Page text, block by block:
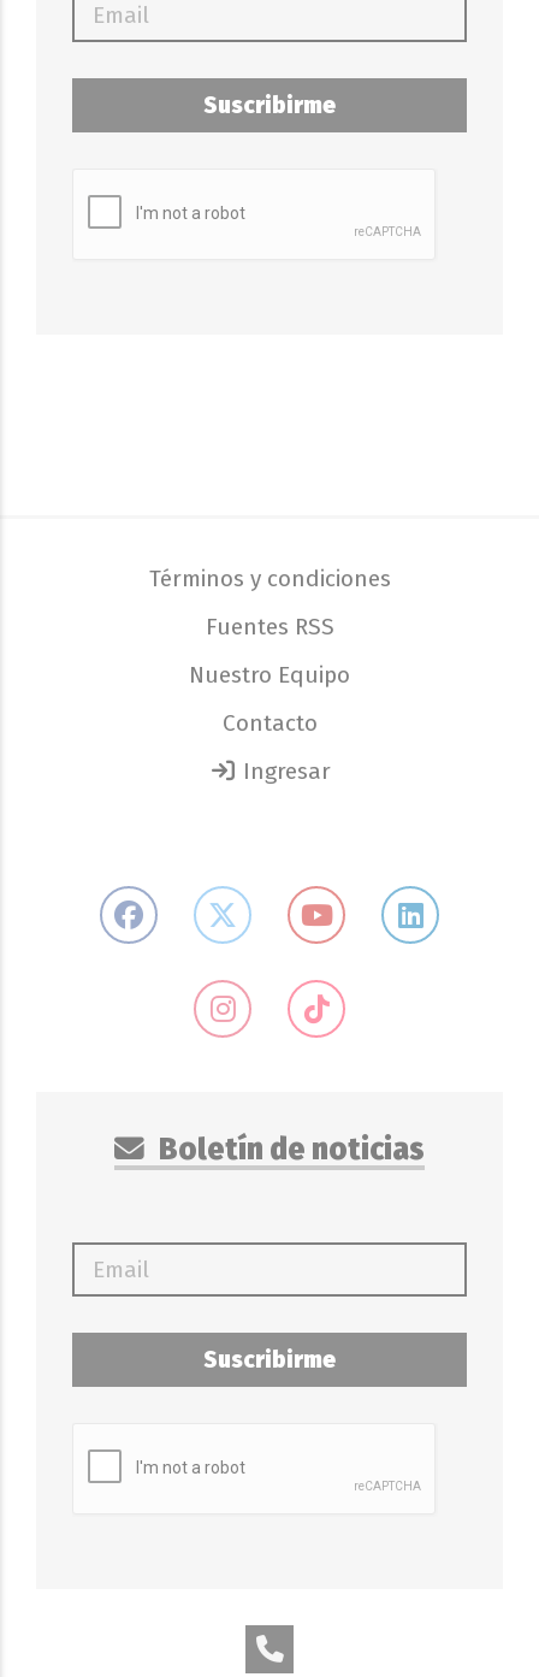
Suscribirme
Términos y condiciones
Fuentes RSS
Nuestro Equipo
Contacto
Ingresar
Boletín de noticias
Suscribirme